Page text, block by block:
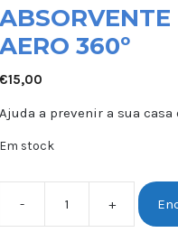
AERO 360º
€15,00
Ajuda a prevenir a sua casa
Em stock
- +